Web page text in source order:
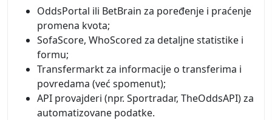
OddsPortal ili BetBrain za poređenje i praćenje
promena kvota;
SofaScore, WhoScored za detaljne statistike i
formu;
Transfermarkt za informacije o transferima i
povredama (već spomenut);
API provajderi (npr. Sportradar, TheOddsAPI) za
automatizovane podatke.